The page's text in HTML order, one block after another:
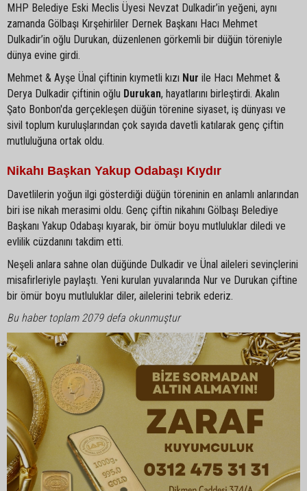
MHP Belediye Eski Meclis Üyesi Nevzat Dulkadir’in yeğeni, aynı
zamanda Gölbaşı Kırşehirliler Dernek Başkanı Hacı Mehmet
Dulkadir’in oğlu Durukan, düzenlenen görkemli bir düğün töreniyle
dünya evine girdi.
Mehmet & Ayşe Ünal çiftinin kıymetli kızı Nur ile Hacı Mehmet &
Derya Dulkadir çiftinin oğlu Durukan, hayatlarını birleştirdi. Akalın
Şato Bonbon'da gerçekleşen düğün törenine siyaset, iş dünyası ve
sivil toplum kuruluşlarından çok sayıda davetli katılarak genç çiftin
mutluluğuna ortak oldu.
Nikahı Başkan Yakup Odabaşı Kıydır
Davetlilerin yoğun ilgi gösterdiği düğün töreninin en anlamlı anlarından
biri ise nikah merasimi oldu. Genç çiftin nikahını Gölbaşı Belediye
Başkanı Yakup Odabaşı kıyarak, bir ömür boyu mutluluklar diledi ve
evlilik cüzdanını takdim etti.
Neşeli anlara sahne olan düğünde Dulkadir ve Ünal aileleri sevinçlerini
misafirleriyle paylaştı. Yeni kurulan yuvalarında Nur ve Durukan çiftine
bir ömür boyu mutluluklar diler, ailelerini tebrik ederiz.
Bu haber toplam 2079 defa okunmuştur